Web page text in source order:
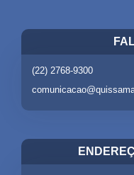
(22) 2768-9300